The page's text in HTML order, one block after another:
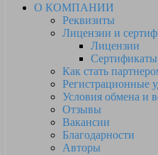
О КОМПАНИИ
Реквизиты
Лицензии и
Лицензии
Сертификаты
Как стать
Регистрационные
Условия обмена и
Отзывы
Вакансии
Благодарности
Авторы